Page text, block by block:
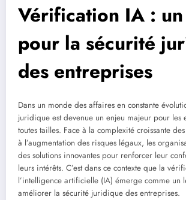
Vérification IA :
pour la sécurité
des entreprises
Dans un monde des affaires en constante
juridique est devenue un enjeu majeur pour les
toutes tailles. Face à la complexité croissante
à l’augmentation des risques légaux, les
des solutions innovantes pour renforcer leur
leurs intérêts. C’est dans ce contexte que la
l’intelligence artificielle (IA) émerge comme un
améliorer la sécurité juridique des entreprises.